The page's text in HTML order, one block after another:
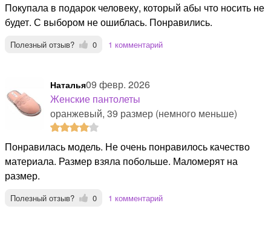
Покупала в подарок человеку, который абы что носить не
будет. С выбором не ошиблась. Понравились.
Полезный отзыв? 0 1 комментарий
Наталья09 февр. 2026
Женские пантолеты
оранжевый, 39 размер (немного меньше)
Понравилась модель. Не очень понравилось качество
материала. Размер взяла побольше. Маломерят на
размер.
Полезный отзыв? 0 1 комментарий